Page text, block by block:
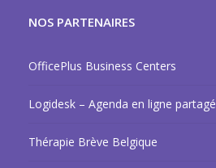
NOS PARTENAIRES
OfficePlus Business Centers
Logidesk – Agenda en ligne partagé
Thérapie Brève Belgique